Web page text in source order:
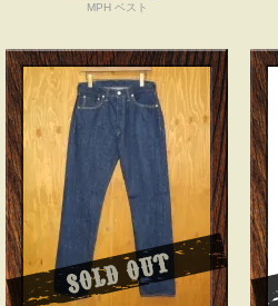
MPH ベスト